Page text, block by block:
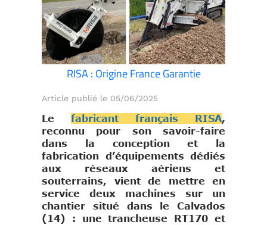
RISA : Origine France Garantie
Article publié le 05/06/2025
Le fabricant français RISA,
reconnu pour son savoir-faire
dans la conception et la
fabrication d’équipements dédiés
aux réseaux aériens et
souterrains, vient de mettre en
service deux machines sur un
chantier situé dans le Calvados
(14) : une trancheuse RT170 et